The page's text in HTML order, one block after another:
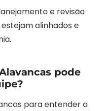
e revisão
alinhados e
pode
para entender a